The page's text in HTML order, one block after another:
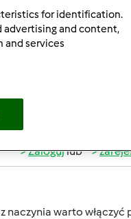
Zalogujlub
Zalogujlub
naczynia warto
for identification.
advertising and content,
and services